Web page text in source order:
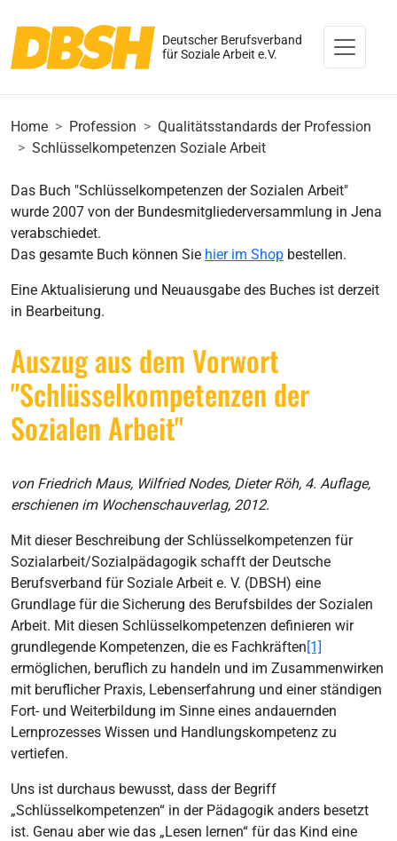
Deutscher Berufsverband
für Soziale Arbeit e.V.
Home Profession
Qualitätsstandards der Profession
Schlüsselkompetenzen Soziale Arbeit
Das Buch "Schlüsselkompetenzen der Sozialen Arbeit"
wurde 2007 von der Bundesmitgliederversammlung in Jena
verabschiedet.
Das gesamte Buch können Sie hier im Shop bestellen.
Eine Aktualisierung und Neuausgabe des Buches ist derzeit
in Bearbeitung.
Auszug aus dem Vorwort
"Schlüsselkompetenzen der
Sozialen Arbeit"
von Friedrich Maus, Wilfried Nodes, Dieter Röh, 4. Auflage,
erschienen im Wochenschauverlag, 2012.
Mit dieser Beschreibung der Schlüsselkompetenzen für
Sozialarbeit/Sozialpädagogik schafft der Deutsche
Berufsverband für Soziale Arbeit e. V. (DBSH) eine
Grundlage für die Sicherung des Berufsbildes der Sozialen
Arbeit. Mit diesen Schlüsselkompetenzen definieren wir
grundlegende Kompetenzen, die es Fachkräften[1]
ermöglichen, beruflich zu handeln und im Zusammenwirken
mit beruflicher Praxis, Lebenserfahrung und einer ständigen
Fort- und Weiterbildung im Sinne eines andauernden
Lernprozesses Wissen und Handlungskompetenz zu
vertiefen.
Uns ist durchaus bewusst, dass der Begriff
„Schlüsselkompetenzen“ in der Pädagogik anders besetzt
ist. Genau aber wie das „Lesen lernen“ für das Kind eine